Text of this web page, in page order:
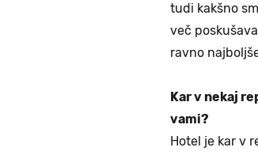
tudi kakšno
več
ravno
Kar v nekaj
vami?
Hotel je kar v